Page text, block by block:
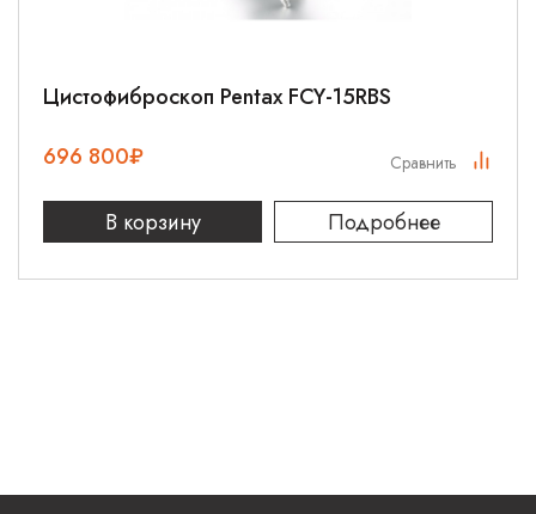
Цистофиброскоп Pentax FCY-15RBS
696 800₽
В корзину Подробнее
Сравнить